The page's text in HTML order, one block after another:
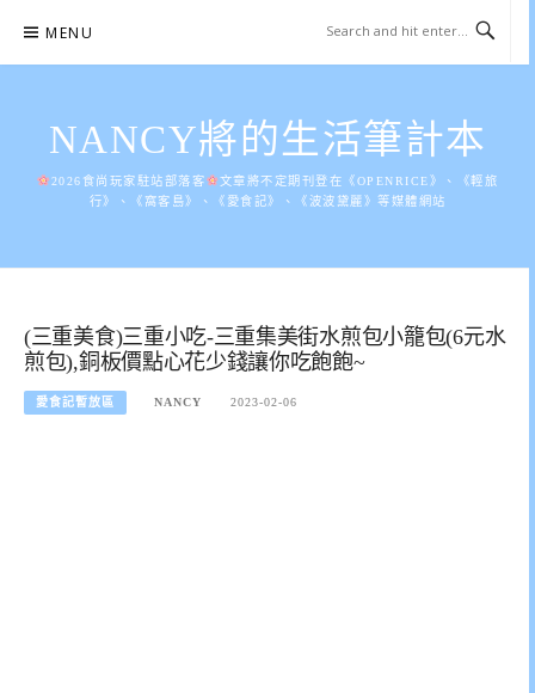
content
MENU
NANCY將的生活筆計本
2026食尚玩家駐站部落客
文章將不定期刊登在《OPENRICE》、《輕旅
行》、《窩客島》、《愛食記》、《波波黛麗》等媒體網站
(三重美食)三重小吃-三重集美街水煎包小籠包(6元水
煎包),銅板價點心花少錢讓你吃飽飽~
愛食記暫放區 NANCY 2023-02-06